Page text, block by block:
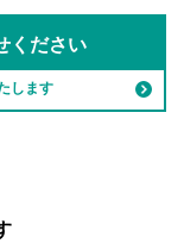
ください
します